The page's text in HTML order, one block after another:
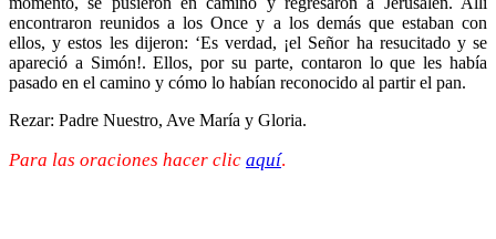
encontraron reunidos a los Once y a los demás que estaban con
ellos, y estos les dijeron: ‘Es verdad, ¡el Señor ha resucitado y se
apareció a Simón!. Ellos, por su parte, contaron lo que les había
pasado en el camino y cómo lo habían reconocido al partir el pan.
Rezar: Padre Nuestro, Ave María y Gloria.
Para las oraciones hacer clic aquí.